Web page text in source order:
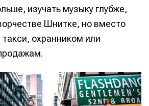
изучать музыку глубже,
Шнитке, но вместо
такси, охранником или